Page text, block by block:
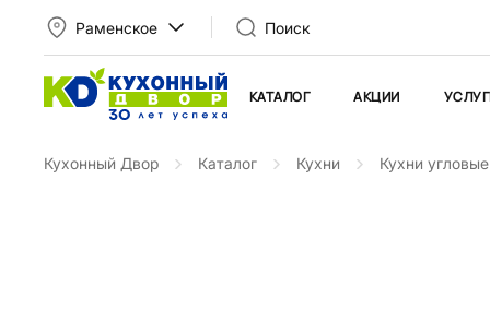
Раменское Поиск
КАТАЛОГ АКЦИИ
Кухонный Двор Каталог Кухни Кухни угловые